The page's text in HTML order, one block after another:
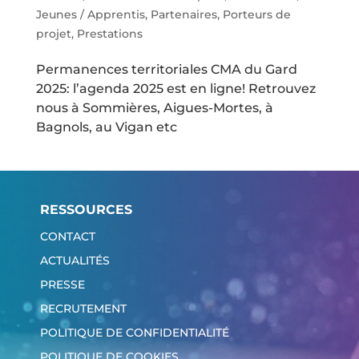
Jeunes / Apprentis, Partenaires, Porteurs de
projet, Prestations
Permanences territoriales CMA du Gard
2025: l’agenda 2025 est en ligne! Retrouvez
nous à Sommières, Aigues-Mortes, à
Bagnols, au Vigan etc
RESSOURCES
CONTACT
ACTUALITÉS
PRESSE
RECRUTEMENT
POLITIQUE DE CONFIDENTIALITÉ